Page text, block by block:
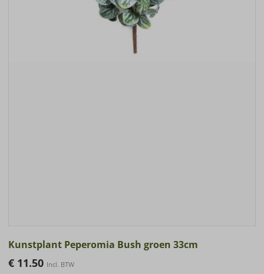
Kunstplant Peperomia Bush groen 33cm
€ 11.50 Incl. BTW